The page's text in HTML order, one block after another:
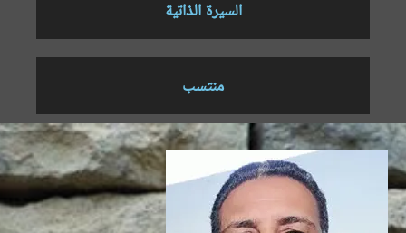
السيرة الذاتية
منتسب